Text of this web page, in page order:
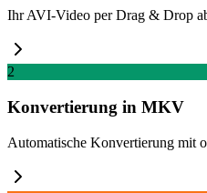
Ihr AVI-Video per Drag & Drop
2
Konvertierung in MKV
Automatische Konvertierung mit